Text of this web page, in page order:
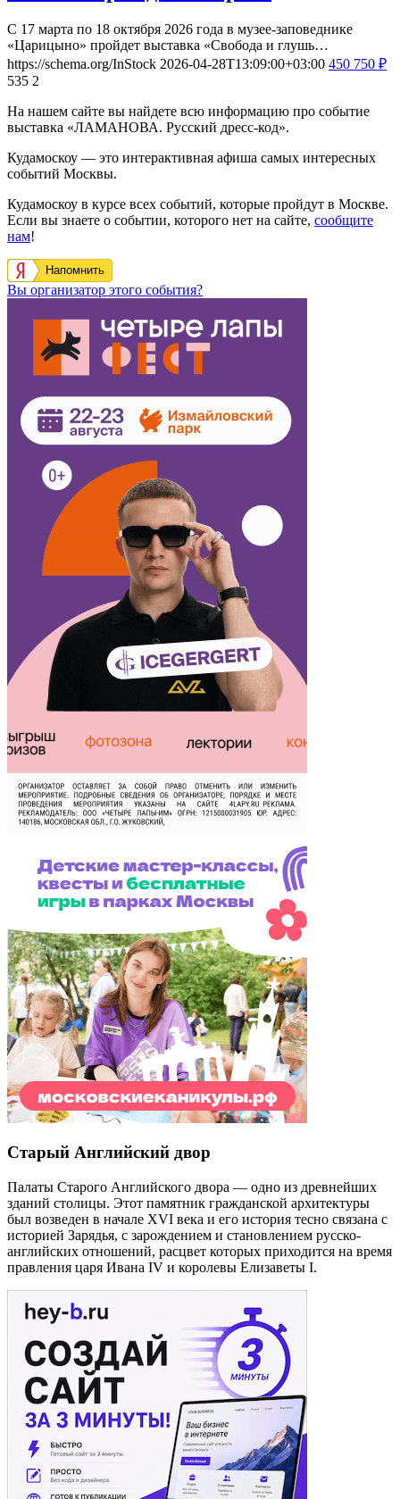
С 17 марта по 18 октября 2026 года в музее-заповеднике
«Царицыно» пройдет выставка «Свобода и глушь…
https://schema.org/InStock 2026-04-28T13:09:00+03:00 450 750 ₽
535 2
На нашем сайте вы найдете всю информацию про событие
выставка «ЛАМАНОВА. Русский дресс-код».
Кудамоскоу — это интерактивная афиша самых интересных
событий Москвы.
Кудамоскоу в курсе всех событий, которые пройдут в Москве.
Если вы знаете о событии, которого нет на сайте, сообщите
нам!
Напомнить
Вы организатор этого события?
Старый Английский двор
Палаты Старого Английского двора — одно из древнейших
зданий столицы. Этот памятник гражданской архитектуры
был возведен в начале XVI века и его история тесно связана с
историей Зарядья, с зарождением и становлением русско-
английских отношений, расцвет которых приходится на время
правления царя Ивана IV и королевы Елизаветы I.